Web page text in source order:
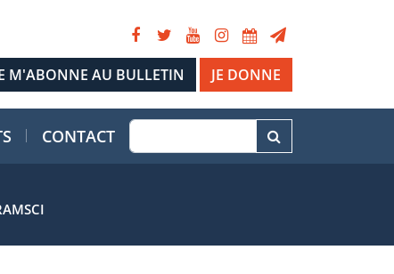
JE DONNE
CONTACT